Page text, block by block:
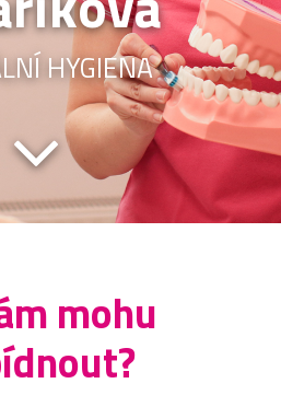
HYGIENA
mohu